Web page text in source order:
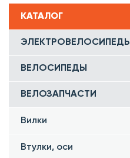
КАТАЛОГ
ЭЛЕКТРОВЕЛОСИПЕДЫ
ВЕЛОСИПЕДЫ
ВЕЛОЗАПЧАСТИ
Вилки
Втулки, оси